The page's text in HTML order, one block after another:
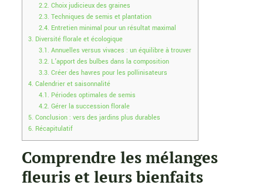
2.2. Choix judicieux des graines
2.3. Techniques de semis et plantation
2.4. Entretien minimal pour un résultat maximal
3. Diversité florale et écologique
3.1. Annuelles versus vivaces : un équilibre à trouver
3.2. L’apport des bulbes dans la composition
3.3. Créer des havres pour les pollinisateurs
4. Calendrier et saisonnalité
4.1. Périodes optimales de semis
4.2. Gérer la succession florale
5. Conclusion : vers des jardins plus durables
6. Récapitulatif
Comprendre les mélanges
fleuris et leurs bienfaits